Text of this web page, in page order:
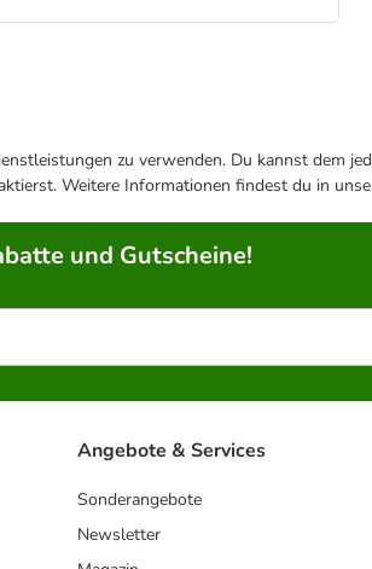
zu verwenden. Du kannst dem
Weitere Informationen findest du in
und Gutscheine!
Angebote & Services
Sonderangebote
Newsletter